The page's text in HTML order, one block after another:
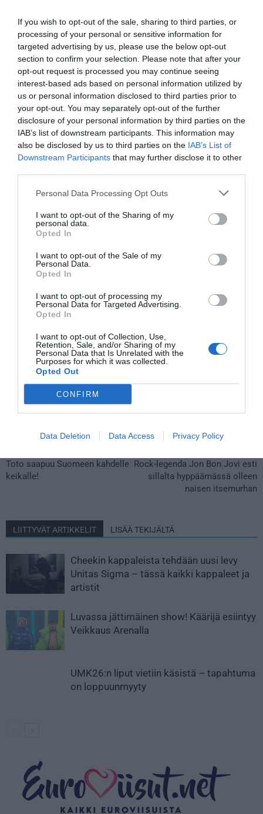
If you wish to opt-out of the sale, sharing to third parties, or
processing of your personal or sensitive information for
targeted advertising by us, please use the below opt-out
section to confirm your selection. Please note that after your
opt-out request is processed you may continue seeing
interest-based ads based on personal information utilized by
us or personal information disclosed to third parties prior to
your opt-out. You may separately opt-out of the further
disclosure of your personal information by third parties on the
IAB’s list of downstream participants. This information may
also be disclosed by us to third parties on the IAB’s List of
Downstream Participants that may further disclose it to other
Personal Data Processing Opt Outs
I want to opt-out of the Sharing of my
personal data.
Opted In
I want to opt-out of the Sale of my
Personal Data.
Opted In
I want to opt-out of processing my
Personal Data for Targeted Advertising.
Opted In
I want to opt-out of Collection, Use,
Retention, Sale, and/or Sharing of my
Personal Data that Is Unrelated with the
Purposes for which it was collected.
Opted Out
CONFIRM
Data Deletion Data Access Privacy Policy
19.10. Turku, Viking Grace
29.11. Jämsä, Himos Areena
30.11. Oulu, Tullisali
5.12. Seinäjoki, Rytmikorjaamo
6.12. Turku, Logomo
7.12. Tampere, Tavara-asema
14.12. Helsinki, Tavastia
20.12. Joensuu, Kerubi
21.12. Lahti, Möysä
14.3. Kuopio, Sawohouse
15.3. Savonlinna, House of Olaf
21.3. Turku, Viking Grace
29.3. Kalajoki, Hiekkasärkät
Tsekkaa myös:
Imagine Dragons esiintyy Tallinnassa – tässä
aikataulu ja liput
Toto saapuu Suomeen kahdelle
keikalle!
Rock-legenda Jon Bon Jovi esti
sillalta hyppäämässä olleen
naisen itsemurhan
LIITTYVÄT ARTIKKELIT LISÄÄ TEKIJÄLTÄ
Cheekin kappaleista tehdään uusi levy
Unitas Sigma – tässä kaikki kappaleet ja
artistit
Luvassa jättimäinen show! Käärijä esiintyy
Veikkaus Arenalla
UMK26:n liput vietiin käsistä – tapahtuma
on loppuunmyyty